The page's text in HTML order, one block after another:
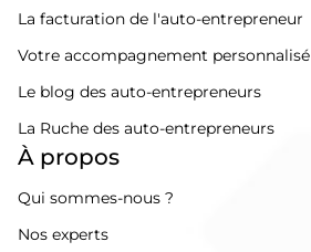
La facturation de l'auto-entrepreneur
Votre accompagnement personnalisé
Le blog des auto-entrepreneurs
La Ruche des auto-entrepreneurs
À propos
Qui sommes-nous ?
Nos experts